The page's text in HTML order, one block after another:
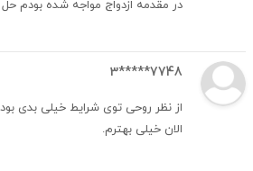
در مقدمه ازدواج مواجه شده بودم
7748*****3
از نظر روحی توی شرایط خیلی بدی
الان خیلی بهترم.